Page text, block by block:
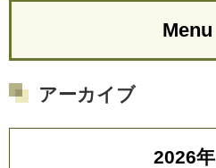
Menu
アーカイブ
2026年